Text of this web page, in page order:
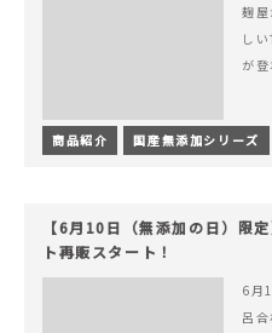
麹
し
が登
商品紹介 国産無添加シリーズ
【6月10日（無添加の日）限
ト再販スタート！
6月
呂